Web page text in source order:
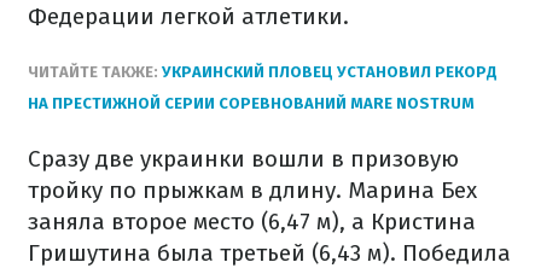
Федерации легкой атлетики.
ЧИТАЙТЕ ТАКЖЕ: УКРАИНСКИЙ ПЛОВЕЦ УСТАНОВИЛ РЕКОРД
НА ПРЕСТИЖНОЙ СЕРИИ СОРЕВНОВАНИЙ MARE NOSTRUM
Сразу две украинки вошли в призовую
тройку по прыжкам в длину. Марина Бех
заняла второе место (6,47 м), а Кристина
Гришутина была третьей (6,43 м). Победила